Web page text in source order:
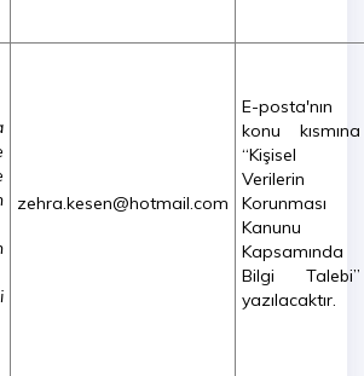
zehra.kesen@hotmail.com
E-posta'nın
konu kısmına
“Kişisel
Verilerin
Korunması
Kanunu
Kapsamında
Bilgi Talebi”
yazılacaktır.